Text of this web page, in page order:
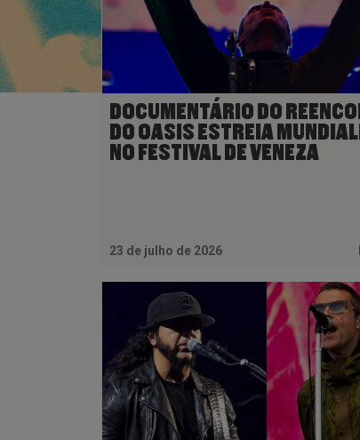
DOCUMENTÁRIO DO
DO OASIS ESTREIA
NO FESTIVAL DE VENEZA
23 de julho de 2026